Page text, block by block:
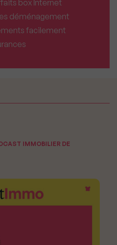
box Internet
déménagement
facilement
IMMOBILIER DE